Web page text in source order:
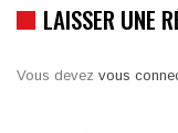
LAISSER UNE
Vous devez vous